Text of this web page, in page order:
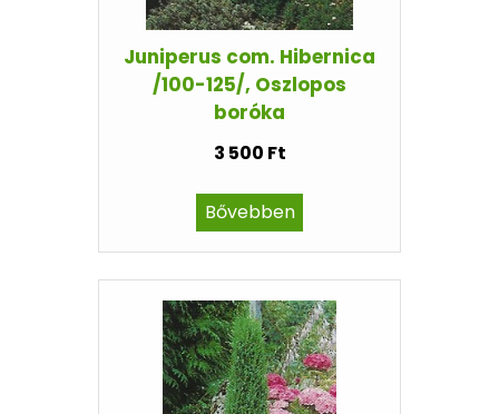
Juniperus com. Hibernica
/100-125/, Oszlopos
boróka
3 500 Ft
Bővebben